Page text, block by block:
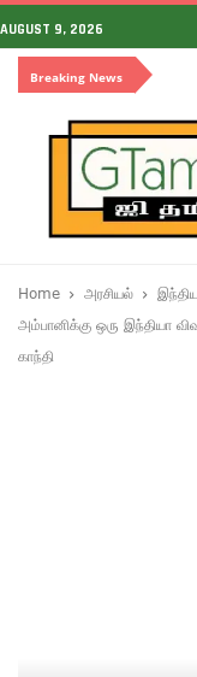
AUGUST 9, 2026
Breaking News
Home அரசியல்
அம்பானிக்கு ஒரு இந்தியா
காந்தி